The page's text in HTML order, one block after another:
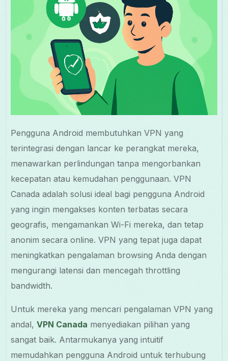
Pengguna Android membutuhkan VPN yang
terintegrasi dengan lancar ke perangkat mereka,
menawarkan perlindungan tanpa mengorbankan
kecepatan atau kemudahan penggunaan. VPN
Canada adalah solusi ideal bagi pengguna Android
yang ingin mengakses konten terbatas secara
geografis, mengamankan Wi-Fi mereka, dan tetap
anonim secara online. VPN yang tepat juga dapat
meningkatkan pengalaman browsing Anda dengan
mengurangi latensi dan mencegah throttling
bandwidth.
Untuk mereka yang mencari pengalaman VPN yang
andal,VPN Canada menyediakan pilihan yang
sangat baik. Antarmukanya yang intuitif
memudahkan pengguna Android untuk terhubung